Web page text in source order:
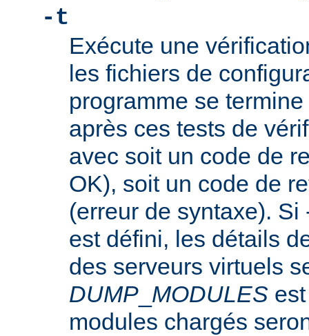
-t
Exécute une
les fichiers de
programme se
après ces tests de
avec soit un code de
OK), soit un code de
(erreur de syntaxe).
est défini, les détails
des serveurs virtuels
DUMP MODULES
modules chargés